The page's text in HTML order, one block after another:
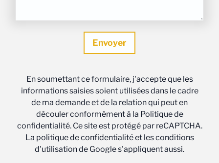
En soumettant ce formulaire, j'accepte que les
informations saisies soient utilisées dans le cadre
de ma demande et de la relation qui peut en
découler conformément à la Politique de
confidentialité. Ce site est protégé par reCAPTCHA.
La politique de confidentialité et les conditions
d'utilisation de Google s'appliquent aussi.